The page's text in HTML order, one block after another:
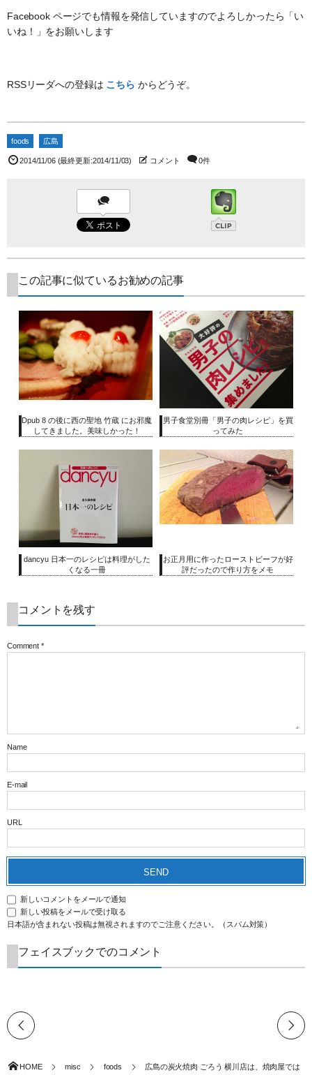
Facebook ページでも情報を発信していますのでよろしかったら「い
いね！」をお願いします
RSSリーダへの登録は こちら からどうぞ。
foods 広島
2014/11/06(最終更新:2014/11/03) コメント 0件
この記事に似ているお勧めの記事
Dpub 8 の後に西の聖地 竹蔵 にお邪魔
してきました。美味しかった！
男子食堂別冊「男子の肉レシピ」を買
ってみた
dancyu 日本一のレシピは料理がした
くなる一冊
お正月用に作ったローストビーフが好
評だったので作り方をメモ
コメントを残す
Comment *
Name
E-mail
URL
新しいコメントをメールで通知
新しい投稿をメールで受け取る
日本語が含まれない投稿は無視されますのでご注意ください。（スパム対策）
フェイスブックでのコメント
HOME misc foods
広島の炭火焼肉 ごろう 横川店は、焼肉屋では